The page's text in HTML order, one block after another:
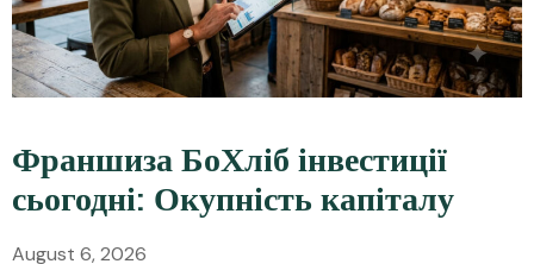
Франшиза БоХліб інвестиції
сьогодні: Окупність капіталу
August 6, 2026